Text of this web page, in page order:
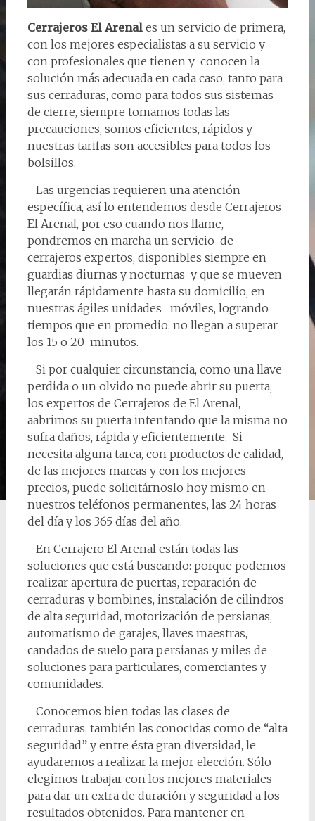
Cerrajeros El Arenales un servicio de primera,
con los mejores especialistas a su servicio y
con profesionales que tienen y conocen la
solución más adecuada en cada caso, tanto para
sus cerraduras, como para todos sus sistemas
de cierre, siempre tomamos todas las
precauciones, somos eficientes, rápidos y
nuestras tarifas son accesibles para todos los
bolsillos.
Las urgencias requieren una atención
específica, así lo entendemos desde Cerrajeros
El Arenal, por eso cuando nos llame,
pondremos en marcha un servicio de
cerrajeros expertos, disponibles siempre en
guardias diurnas y nocturnas y que se mueven
llegarán rápidamente hasta su domicilio, en
nuestras ágiles unidades móviles, logrando
tiempos que en promedio, no llegan a superar
los 15 o 20 minutos.
Si por cualquier circunstancia, como una llave
perdida o un olvido no puede abrir su puerta,
los expertos de Cerrajeros de El Arenal,
aabrimos su puerta intentando que la misma no
sufra daños, rápida y eficientemente. Si
necesita alguna tarea, con productos de calidad,
de las mejores marcas y con los mejores
precios, puede solicitárnoslo hoy mismo en
nuestros teléfonos permanentes, las 24 horas
del día y los 365 días del año.
En Cerrajero El Arenal están todas las
soluciones que está buscando: porque podemos
realizar apertura de puertas, reparación de
cerraduras y bombines, instalación de cilindros
de alta seguridad, motorización de persianas,
automatismo de garajes, llaves maestras,
candados de suelo para persianas y miles de
soluciones para particulares, comerciantes y
comunidades.
Conocemos bien todas las clases de
cerraduras, también las conocidas como de “alta
seguridad” y entre ésta gran diversidad, le
ayudaremos a realizar la mejor elección. Sólo
elegimos trabajar con los mejores materiales
para dar un extra de duración y seguridad a los
resultados obtenidos. Para mantener en